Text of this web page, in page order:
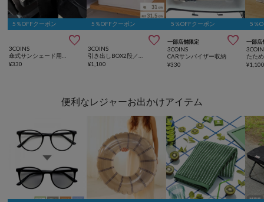
5％OFFクーポン

3COINS
¥330
5％OFFクーポン

3COINS
¥1,100
5％OFFクーポン
一部店舗限定 
3COINS
CARサンバイザー収納
¥330
5％
一部店
¥
便利なレジャーお出かけアイテム